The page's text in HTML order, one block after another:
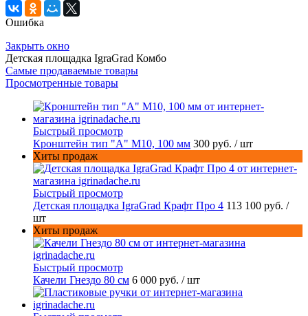
Ошибка
Закрыть окно
Детская площадка IgraGrad Комбо
Самые продаваемые товары
Просмотренные товары
Быстрый просмотр
Кронштейн тип "A" M10, 100 мм 300 руб. / шт
Хиты продаж
Быстрый просмотр
Детская площадка IgraGrad Крафт Про 4 113 100 руб. /
шт
Хиты продаж
Быстрый просмотр
Качели Гнездо 80 см 6 000 руб. / шт